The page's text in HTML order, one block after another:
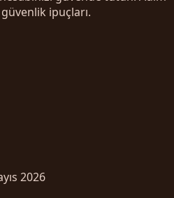
ipuçları.
2026